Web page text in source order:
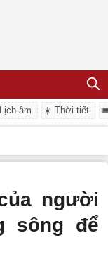
âm ☀️ Thời tiết
người
sông để